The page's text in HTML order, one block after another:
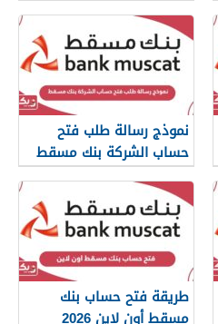
نموذج رسالة طلب فتح
حساب الشركة بنك مسقط
طريقة فتح حساب بنك
مسقط أون لاين 2026